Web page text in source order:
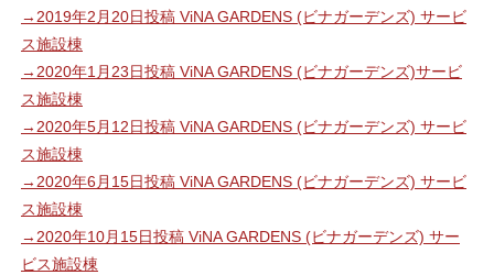
→2019年2月20日投稿 ViNA GARDENS (ビナガーデンズ) サービ
ス施設棟
→2020年1月23日投稿 ViNA GARDENS (ビナガーデンズ)サービ
ス施設棟
→2020年5月12日投稿 ViNA GARDENS (ビナガーデンズ) サービ
ス施設棟
→2020年6月15日投稿 ViNA GARDENS (ビナガーデンズ) サービ
ス施設棟
→2020年10月15日投稿 ViNA GARDENS (ビナガーデンズ) サー
ビス施設棟